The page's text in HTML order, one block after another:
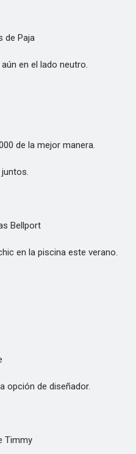
de Paja
en el lado neutro.
de la mejor manera.
Bellport
en la piscina este verano.
de diseñador.
Timmy